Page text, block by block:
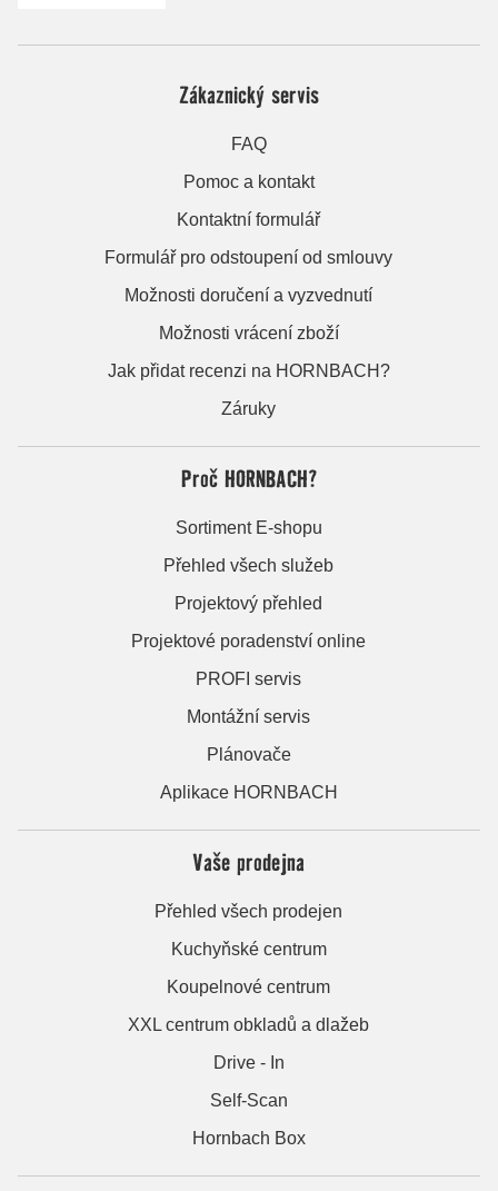
Zákaznický servis
FAQ
Pomoc a kontakt
Kontaktní formulář
Formulář pro odstoupení od smlouvy
Možnosti doručení a vyzvednutí
Možnosti vrácení zboží
Jak přidat recenzi na HORNBACH?
Záruky
Proč HORNBACH?
Sortiment E-shopu
Přehled všech služeb
Projektový přehled
Projektové poradenství online
PROFI servis
Montážní servis
Plánovače
Aplikace HORNBACH
Vaše prodejna
Přehled všech prodejen
Kuchyňské centrum
Koupelnové centrum
XXL centrum obkladů a dlažeb
Drive - In
Self-Scan
Hornbach Box